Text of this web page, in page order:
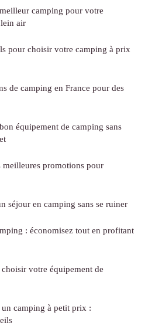
camping pour votre
air
pour choisir votre camping à prix
de camping en France pour des
équipement de camping sans
promotions pour
séjour en camping sans se ruiner
: économisez tout en profitant
votre équipement de
camping à petit prix :